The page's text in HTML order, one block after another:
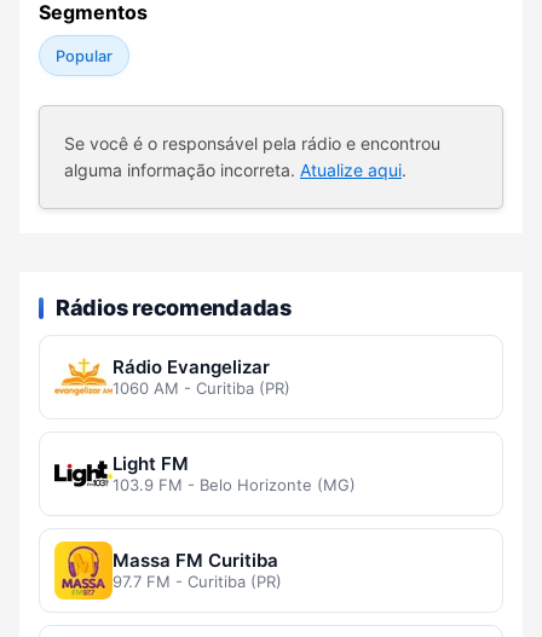
Segmentos
Popular
Se você é o responsável pela rádio e encontrou
alguma informação incorreta. Atualize aqui.
Rádios recomendadas
Rádio Evangelizar
1060 AM - Curitiba (PR)
Light FM
103.9 FM - Belo Horizonte (MG)
Massa FM Curitiba
97.7 FM - Curitiba (PR)